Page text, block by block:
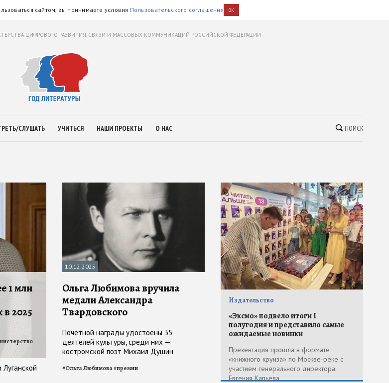
сайтом, вы принимаете условия Пользовательского соглашения OK
ЦИФРОВОГО РАЗВИТИЯ, СВЯЗИ И МАССОВЫХ КОММУНИКАЦИЙ РОССИЙСКОЙ ФЕДЕРАЦИИ
СЛУШАТЬ УЧИТЬСЯ НАШИ ПРОЕКТЫ О НАС ПОИСК
1 млн
2025
10.12.2025
Ольга Любимова вручила
медали Александра
Твардовского
Почетной награды удостоены 35
деятелей культуры, среди них —
костромской поэт Михаил Душин
#Ольга Любимова#премии
Издательство
«Эксмо» подвело итоги I
полугодия и представило самые
ожидаемые новинки
Презентация прошла в формате
«книжного круиза» по Москве-реке с
участием генерального директора
Евгения Капьева